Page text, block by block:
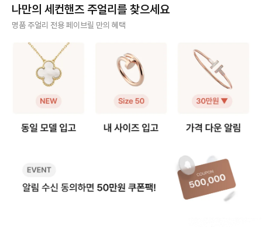
→ 손목 둘레 14.6~15.9cm (약 1
4.5cm 기준) S 사이즈 착용 - 손목
이 느껴지지만, 고정감이 좋아 움직
임 중에도 돌아가지 않아요. - 단단한
구조라 착용 시 살짝 타이트하게 느
껴질 수 있으나, 깔끔하고 세련된 실
루엣을 원하신다면 만족도가 높습니
짝 내려오는 여유핏 - 팔을 움직일 때
운 움직임을 선호하는 분께 편안한
핏이에요. - 데일리로 오랫동안 착용
태처럼 단단한 디자인은 너무 여유
착용이 불편할 수 있어요. 그래서 원
6~15.9cm 에 맞아요. ✋ 실착 예
디자인인 T 와이어 팔찌를 착용했을
림한 핏 - M 사이즈는 손목 아래로
살짝 내려오는 여유로운 핏이에요.
💡 디자인에 따라 다른 핏 선택 뱅글,
체인 등 디자인에 따라, 선호하는 핏
이 달라질 수 있어요. 일반적으로 슬
러운 여유를 원하신다면 M을 추천드
목에 딱 맞는 S 사이즈가 가장 예쁘
더라구요🙂) 티파니 팔찌 사이즈표
‘스몰 사이즈’, 뭐가 다른가요? A.
‘스몰 모델’은 팔찌 디자인의 크기(두
께나 폭) 를 의미하고, ‘스몰 사이
즈’는 손목에 맞는 착용 사이즈를 뜻
제품별 무상 서비스
문 권장 - 세팅 링 리사이징 - 웨딩밴
드 리사이징 (구매일
지 무상 기간 적용) 📌 수리 기간 *
지는 디자인별 리사이
능 - 대표적인 불가능 제품 (밀그레
인, 티트루, 웨딩 밴드링 등)
골드/플래티늄 : 무상서비
닝 * 자체 광택 복원
싱 * 당일 수령 불가
요 - 실버: 70,000원/개 - 골드/플
래티늄: 145,000원/
사기 걱정 없는 안전 결제
니면 반환해 드려요.
주얼리 전문 이중 검수
주얼리 검수에 특화된 페이브릴 검수팀과 전문 감정사가 컨디션 및 정품 여부를 철저하고 꼼꼼하
게 확인해요.
주얼리 전문 지식을 토대로 사이즈, 가격대 등 주얼리를 거래하며 궁금할 수 있는 내용에 대한 밀
빠르고 확실한 물품 이동 과정
최적화된 검수 시스템으로 빠르고 효율적으로 물품이 이동될 뿐만 아니라, 이동 과정마다 알림톡
및 이미지로 확실하게 안내해 드려요.
나만의 세컨핸즈 주얼리를 찾으세요
명품 주얼리 전용 페이브릴 만의 혜택